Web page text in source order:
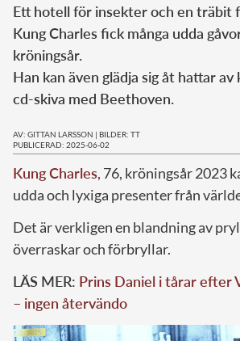
Ett hotell för insekter och en träbit
Kung Charles fick många udda
kröningsår.
Han kan även glädja sig åt hattar av
cd-skiva med Beethoven.
AV: GITTAN LARSSON | BILDER: TT
PUBLICERAD: 2025-06-02
Kung Charles, 76, kröningsår 2023
udda och lyxiga presenter från
Det är verkligen en blandning av
överraskar och förbryllar.
LÄS MER: Prins Daniel i tårar efter
– ingen återvändo